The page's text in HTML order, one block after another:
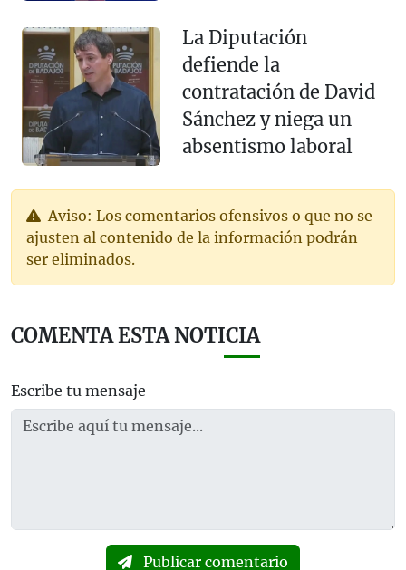
La Diputación
defiende la
contratación de David
Sánchez y niega un
absentismo laboral
Aviso: Los comentarios ofensivos o que no se
ajusten al contenido de la información podrán
ser eliminados.
COMENTA ESTA NOTICIA
Escribe tu mensaje
Publicar comentario